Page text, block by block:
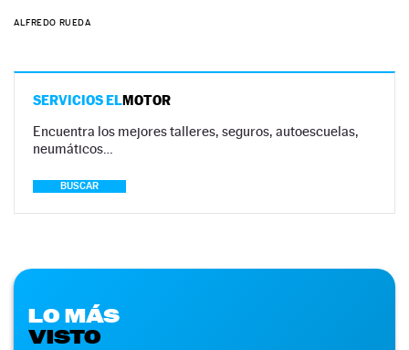
ALFREDO RUEDA
SERVICIOS ELMOTOR
Encuentra los mejores talleres, seguros, autoescuelas,
neumáticos…
BUSCAR
LO MÁS
VISTO